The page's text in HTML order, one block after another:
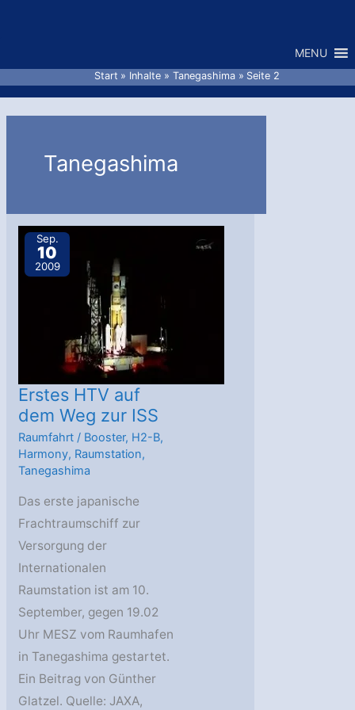
MENU
Start Inhalte Tanegashima Seite 2
Tanegashima
Sep.
10
2009
Erstes HTV auf
dem Weg zur ISS
Raumfahrt / Booster, H2-B,
Harmony, Raumstation,
Tanegashima
Das erste japanische
Frachtraumschiff zur
Versorgung der
Internationalen
Raumstation ist am 10.
September, gegen 19.02
Uhr MESZ vom Raumhafen
in Tanegashima gestartet.
Ein Beitrag von Günther
Glatzel. Quelle: JAXA,